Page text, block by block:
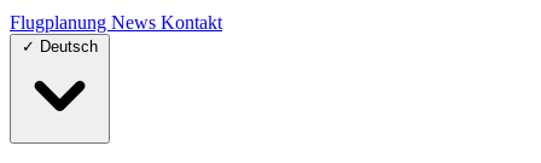
Flugplanung News Kontakt
✓ Deutsch